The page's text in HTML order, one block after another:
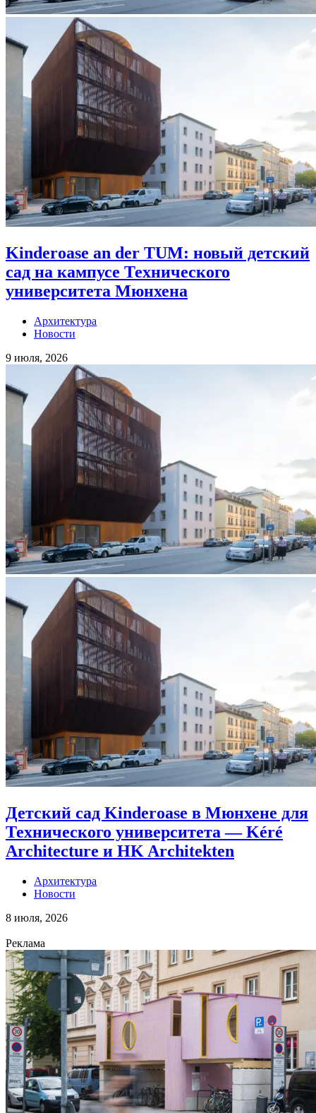
Kinderoase an der TUM: новый детский
сад на кампусе Технического
университета Мюнхена
Архитектура
Новости
9 июля, 2026
Детский сад Kinderoase в Мюнхене для
Технического университета — Kéré
Architecture и HK Architekten
Архитектура
Новости
8 июля, 2026
Реклама